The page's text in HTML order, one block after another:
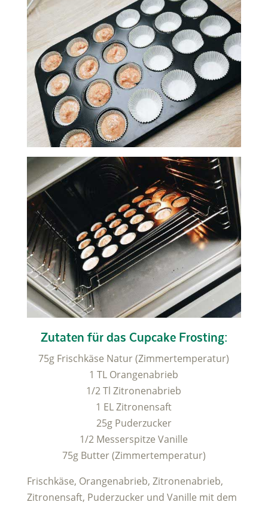
Zutaten für das Cupcake Frosting:
75g Frischkäse Natur (Zimmertemperatur)
1 TL Orangenabrieb
1/2 Tl Zitronenabrieb
1 EL Zitronensaft
25g Puderzucker
1/2 Messerspitze Vanille
75g Butter (Zimmertemperatur)
Frischkäse, Orangenabrieb, Zitronenabrieb,
Zitronensaft, Puderzucker und Vanille mit dem